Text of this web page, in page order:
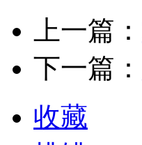
上一篇：
下一篇：
收藏